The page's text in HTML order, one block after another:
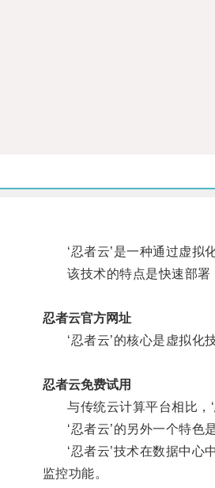
‘忍者云’是一种通过虚拟化
该技术的特点是快速部署
忍者云官方网址
‘忍者云’的核心是虚拟化技
忍者云免费试用
与传统云计算平台相比，‘
‘忍者云’的另外一个特色是
‘忍者云’技术在数据中心中
监控功能。